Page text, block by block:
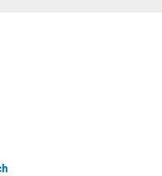
thiết kế mang đậm chất
biệt nâng cao tính thẩm mỹ